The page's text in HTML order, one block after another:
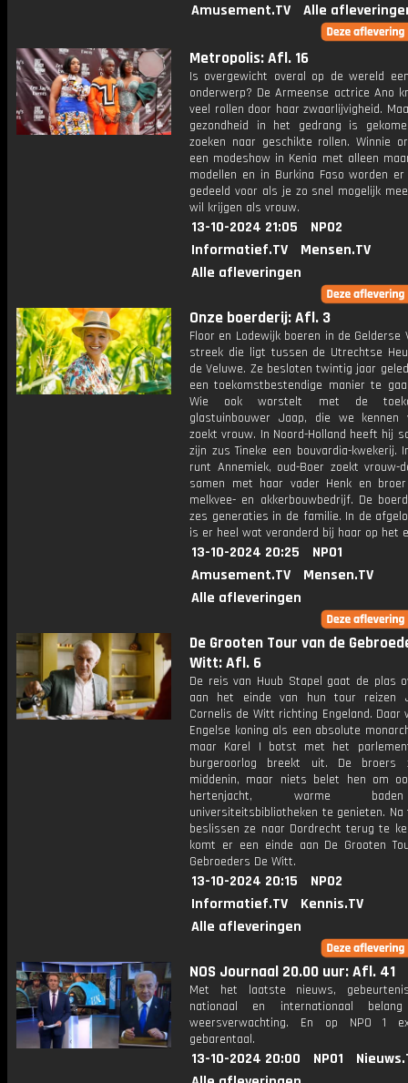
Amusement.TV
Alle
Metropolis: Afl. 16
Is overgewicht overal op de wereld
onderwerp? De Armeense actrice Ano
veel rollen door haar zwaarlijvigheid.
gezondheid in het gedrang is
zoeken naar geschikte rollen. Winnie
een modeshow in Kenia met alleen
modellen en in Burkina Faso worden
gedeeld voor als je zo snel mogelijk
wil krijgen als vrouw.
13-10-2024 21:05
NPO2
Informatief.TV
Mensen.TV
Alle afleveringen
Onze boerderij: Afl. 3
Floor en Lodewijk boeren in de Gelderse
streek die ligt tussen de Utrechtse
de Veluwe. Ze besloten twintig jaar
een toekomstbestendige manier te
Wie ook worstelt met de
glastuinbouwer Jaap, die we kennen
zoekt vrouw. In Noord-Holland heeft hij
zijn zus Tineke een bouvardia-kwekerij.
runt Annemiek, oud-Boer zoekt vrouw-
samen met haar vader Henk en
melkvee- en akkerbouwbedrijf. De
zes generaties in de familie. In de
is er heel wat veranderd bij haar op het
13-10-2024 20:25
NPO1
Amusement.TV
Mensen.TV
Alle afleveringen
De Grooten Tour van de
Witt: Afl. 6
De reis van Huub Stapel gaat de plas
aan het einde van hun tour reizen
Cornelis de Witt richting Engeland. Daar
Engelse koning als een absolute
maar Karel I botst met het
burgeroorlog breekt uit. De broers
middenin, maar niets belet hen om
hertenjacht, warme
universiteitsbibliotheken te genieten.
beslissen ze naar Dordrecht terug te
komt er een einde aan De Grooten
Gebroeders De Witt.
13-10-2024 20:15
NPO2
Informatief.TV
Kennis.TV
Alle afleveringen
NOS Journaal 20.00 uur: Afl. 41
Met het laatste nieuws,
nationaal en internationaal
weersverwachting. En op NPO 1
gebarentaal.
13-10-2024 20:00 NPO1